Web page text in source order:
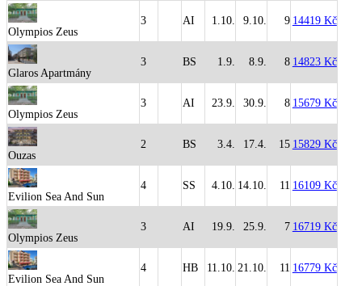
Olympios Zeus
3 AI 1.10. 9.10. 9 14419 Kč
Glaros Apartmány
3 BS 1.9. 8.9. 8 14823 Kč
Olympios Zeus
3 AI 23.9. 30.9. 8 15679 Kč
Ouzas
2 BS 3.4. 17.4. 15 15829 Kč
Evilion Sea And Sun
4 SS 4.10. 14.10. 11 16109 Kč
Olympios Zeus
3 AI 19.9. 25.9. 7 16719 Kč
Evilion Sea And Sun
4 HB 11.10. 21.10. 11 16779 Kč